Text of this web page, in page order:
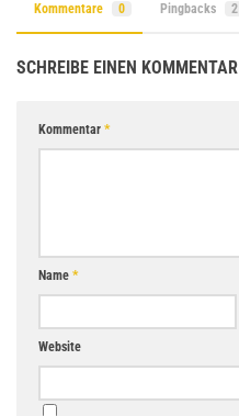
Kommentare 0 Pingbacks 2
SCHREIBE EINEN KOMMENTAR
Kommentar *
Name *
Website